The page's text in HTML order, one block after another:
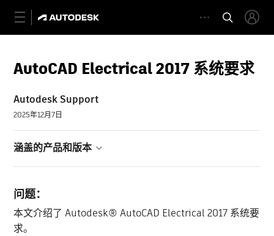
AutoCAD Electrical 2017 系统要求
Autodesk Support
2025年12月7日
涵盖的产品和版本
问题：
本文介绍了 Autodesk® AutoCAD Electrical 2017 系统要
求。